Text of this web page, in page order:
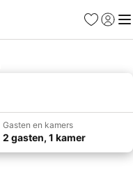
Favorieten
Gasten en kamers
2 gasten, 1 kamer